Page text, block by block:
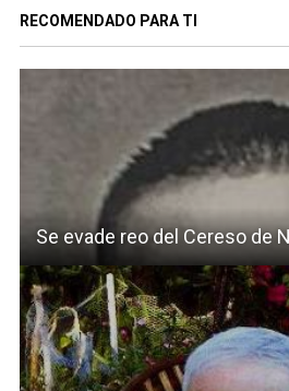
RECOMENDADO PARA TI
Se evade reo del Cereso de